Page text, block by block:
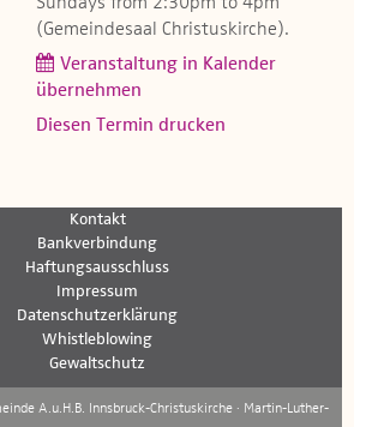
(Gemeindesaal Christuskirche).
Veranstaltung in Kalender
übernehmen
Diesen Termin drucken
Kontakt
Bankverbindung
Haftungsausschluss
Impressum
Datenschutzerklärung
Whistleblowing
Gewaltschutz
A.u.H.B. Innsbruck-Christuskirche · Martin-Luther-